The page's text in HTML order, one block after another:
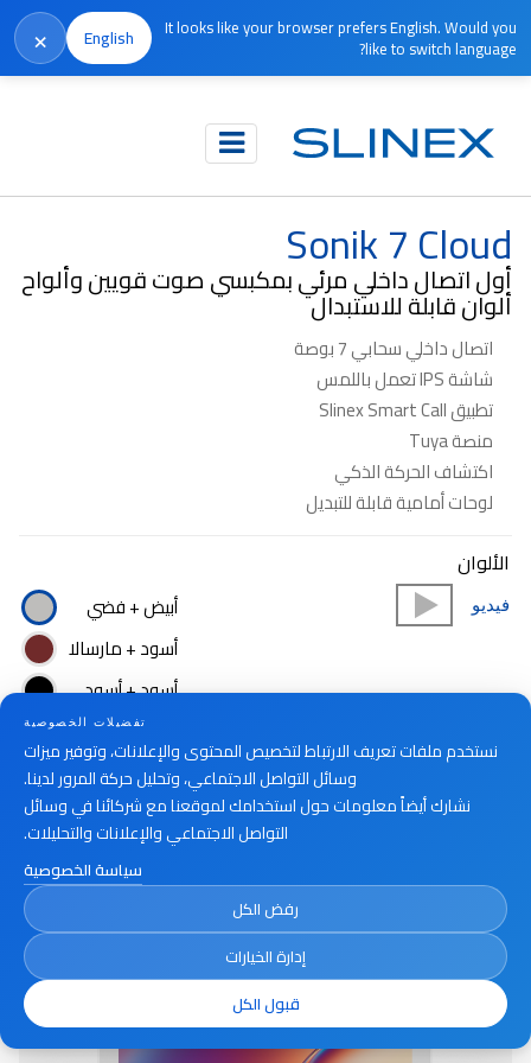
It looks like your browser prefers English. Would you
like to switch language?
English
×
الرئيسية المنتجات الاتصال الداخلي المرئي
Sonik 7 Cloud
أول اتصال داخلي مرئي بمكبسي صوت قويين وألواح
ألوان قابلة للاستبدال
اتصال داخلي سحابي 7 بوصة
شاشة IPS تعمل باللمس
تطبيق Slinex Smart Call
منصة Tuya
اكتشاف الحركة الذكي
لوحات أمامية قابلة للتبديل
الألوان
أبيض + فضي
أسود + مارسالا
أسود + أسود
أبيض + أبيض
فيديو
أين تشتري
تفضيلات الخصوصية
نستخدم ملفات تعريف الارتباط لتخصيص المحتوى والإعلانات، وتوفير ميزات
وسائل التواصل الاجتماعي، وتحليل حركة المرور لدينا.
نشارك أيضاً معلومات حول استخدامك لموقعنا مع شركائنا في وسائل
التواصل الاجتماعي والإعلانات والتحليلات.
سياسة الخصوصية
رفض الكل
إدارة الخيارات
قبول الكل